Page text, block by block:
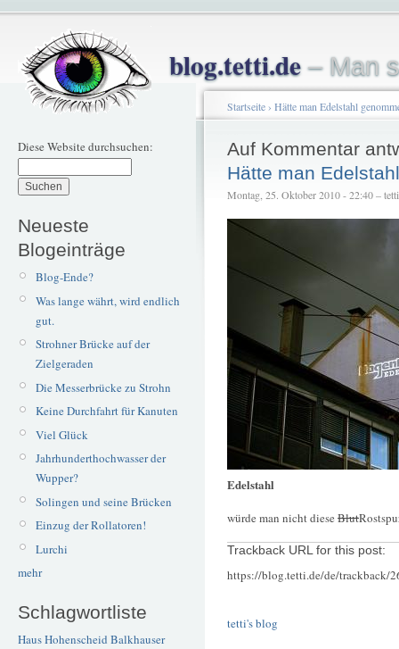
blog.tetti.de– Man
Diese Website durchsuchen:
Neueste
Blogeinträge
Blog-Ende?
Was lange währt, wird endlich
gut.
Strohner Brücke auf der
Zielgeraden
Die Messerbrücke zu Strohn
Keine Durchfahrt für Kanuten
Viel Glück
Jahrhunderthochwasser der
Wupper?
Solingen und seine Brücken
Einzug der Rollatoren!
Lurchi
mehr
Schlagwortliste
Haus Hohenscheid Balkhauser
Startseite› Hätte man Edelstahl
Auf Kommentar
Hätte man
Montag, 25. Oktober 2010 - 22:40 – tetti
Edelstahl
würde man nicht diese Blut
Trackback URL for this post:
https://blog.tetti.de/de/trackback/
tetti's blog